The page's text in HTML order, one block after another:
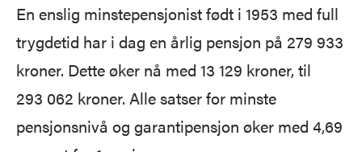
En enslig minstepensjonist født i 1953 med full
trygdetid har i dag en årlig pensjon på 279 933
kroner. Dette øker nå med 13 129 kroner, til
293 062 kroner. Alle satser for minste
pensjonsnivå og garantipensjon øker med 4,69